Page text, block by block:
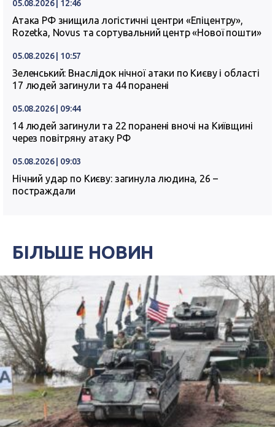
05.08.2026 | 12:46
Атака РФ знищила логістичні центри «Епіцентру»,
Rozetka, Novus та сортувальний центр «Нової пошти»
05.08.2026 | 10:57
Зеленський: Внаслідок нічної атаки по Києву і області
17 людей загинули та 44 поранені
05.08.2026 | 09:44
14 людей загинули та 22 поранені вночі на Київщині
через повітряну атаку РФ
05.08.2026 | 09:03
Нічний удар по Києву: загинула людина, 26 –
постраждали
БІЛЬШЕ НОВИН